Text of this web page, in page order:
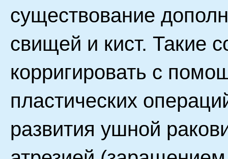
существование
свищей и кист. Такие
корригировать с
пластических
развития ушной